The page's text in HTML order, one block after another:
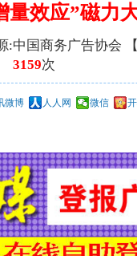
量效应”磁力
:中国商务广告协会
3159次
微博 人人网 微信